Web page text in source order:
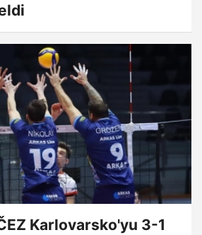
Karlovarsko'yu 3-1